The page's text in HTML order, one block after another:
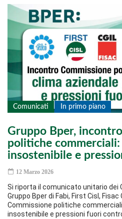
Comunicati In primo piano
Gruppo Bper,
politiche
insostenibile e
12 Marzo 2026
Si riporta il comunicato unitario dei
Gruppo Bper di Fabi, First Cisl,
Commissione politiche
insostenibile e pressioni fuori